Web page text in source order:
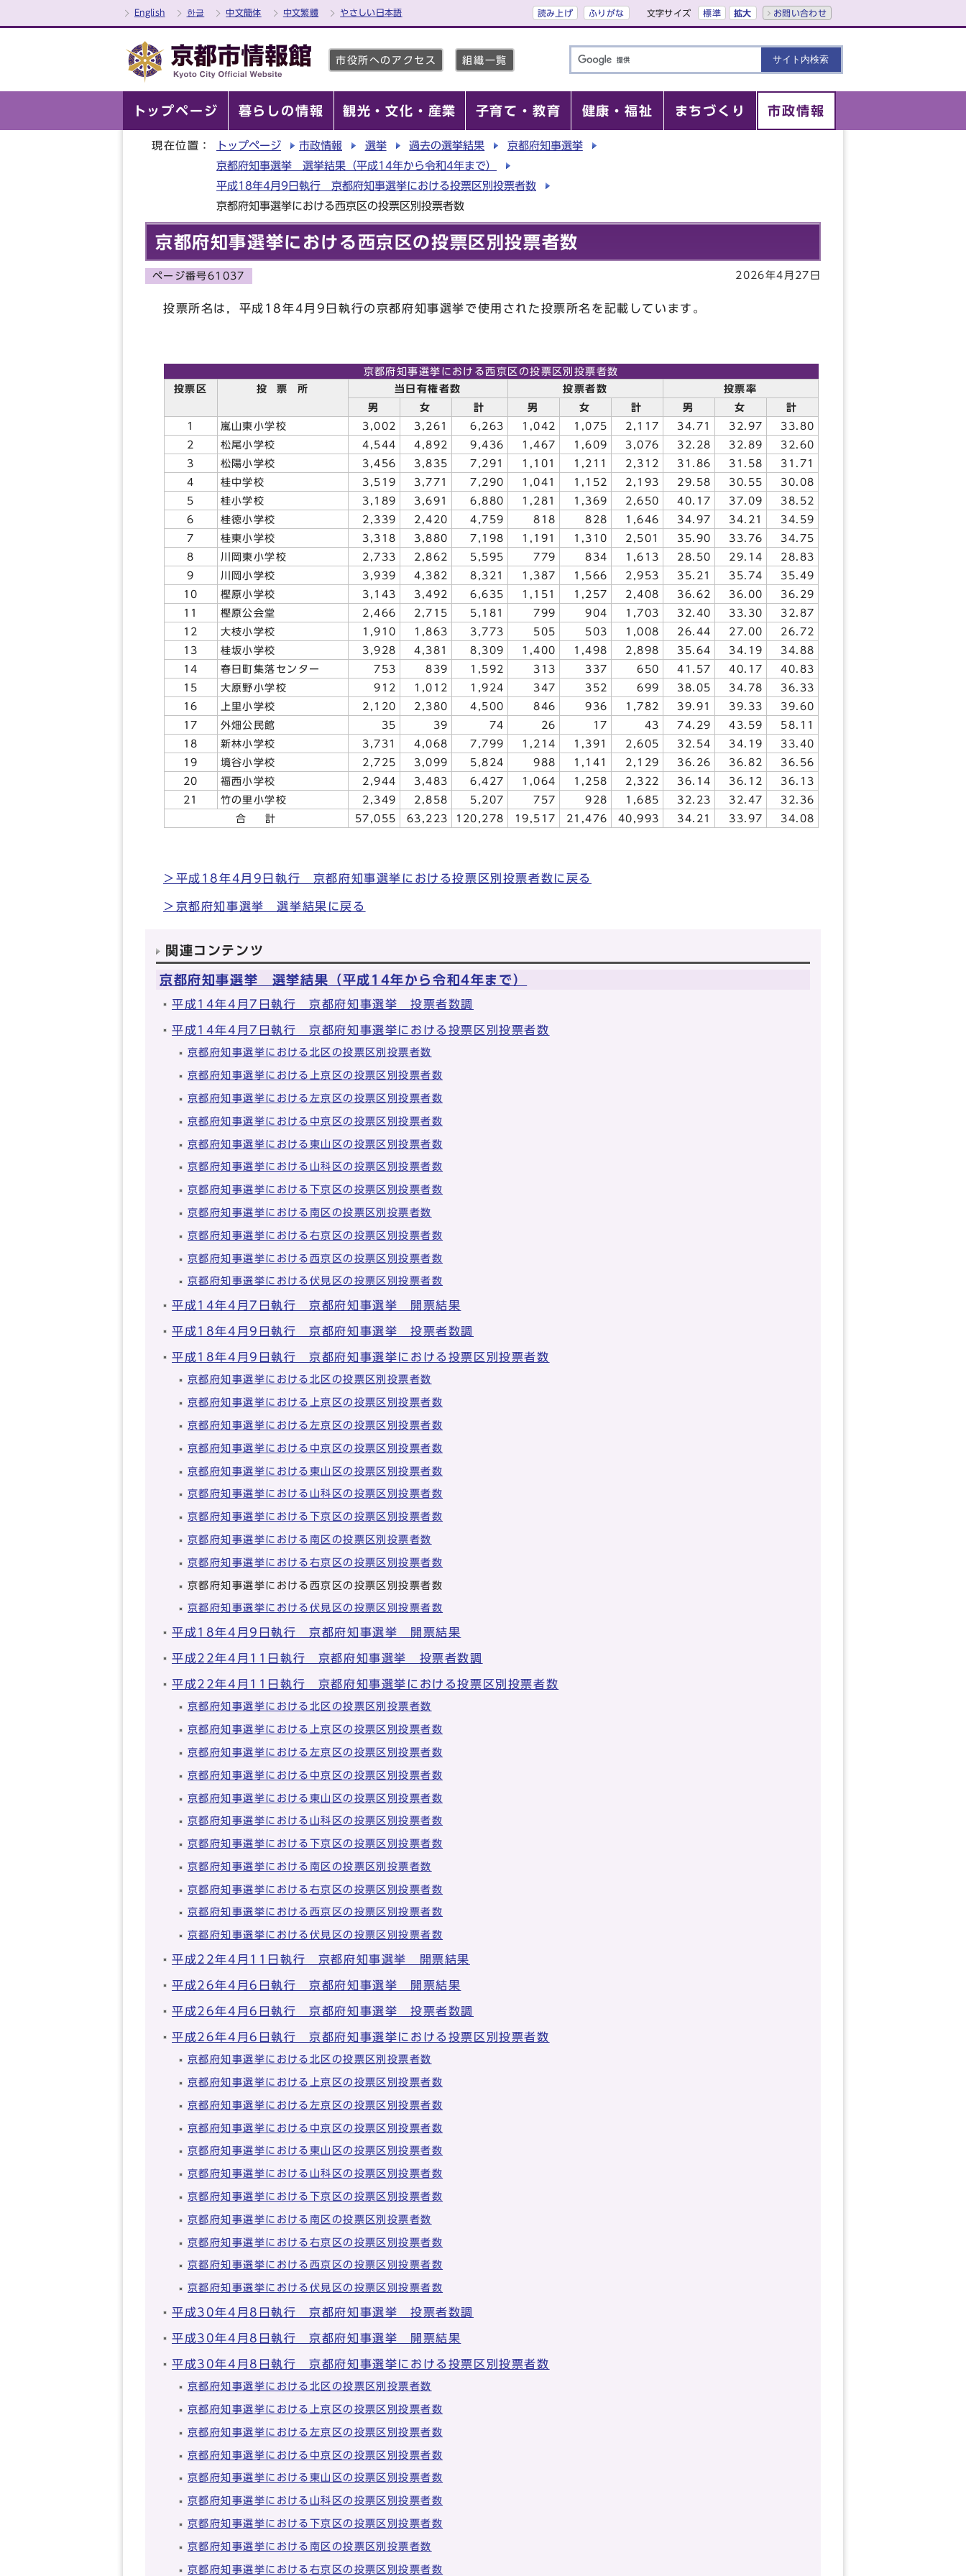
English 한글 中文簡体 中文繁體 やさしい日本語 読み上げ ふりがな 文字サイズ 標準 拡大 お問い合わせ
市役所へのアクセス 組織一覧
トップページ 暮らしの情報 観光・文化・産業 子育て・教育 健康・福祉 まちづくり 市政情報
現在位置： トップページ 市政情報 選挙 過去の選挙結果
京都府知事選挙
京都府知事選挙 選挙結果（平成14年から令和4年まで）
平成18年4月9日執行 京都府知事選挙における投票区別投票者数
京都府知事選挙における西京区の投票区別投票者数
京都府知事選挙における西京区の投票区別投票者数
ページ番号61037 2026年4月27日
投票所名は，平成18年4月9日執行の京都府知事選挙で使用された投票所名を記載しています。
京都府知事選挙における西京区の投票区別投票者数
投票区
投 票 所 当日有権者数 投票者数
投票率
男
女 計 男 女 計 男 女
計
1
嵐山東小学校 3,002 3,261 6,263 1,042 1,075 2,117 34.71 32.97
33.80
2
松尾小学校 4,544 4,892 9,436 1,467 1,609 3,076 32.28 32.89
32.60
3
松陽小学校 3,456 3,835 7,291 1,101 1,211 2,312 31.86 31.58
31.71
4
桂中学校 3,519 3,771 7,290 1,041 1,152 2,193 29.58 30.55
30.08
5
桂小学校 3,189 3,691 6,880 1,281 1,369 2,650 40.17 37.09
38.52
6
桂徳小学校 2,339 2,420 4,759 818 828 1,646 34.97 34.21
34.59
7
桂東小学校 3,318 3,880 7,198 1,191 1,310 2,501 35.90 33.76
34.75
8
川岡東小学校 2,733 2,862 5,595 779 834 1,613 28.50 29.14
28.83
9
川岡小学校 3,939 4,382 8,321 1,387 1,566 2,953 35.21 35.74
35.49
10
樫原小学校 3,143 3,492 6,635 1,151 1,257 2,408 36.62 36.00
36.29
11
樫原公会堂 2,466 2,715 5,181 799 904 1,703 32.40 33.30
32.87
12
大枝小学校 1,910 1,863 3,773 505 503 1,008 26.44 27.00
26.72
13
桂坂小学校 3,928 4,381 8,309 1,400 1,498 2,898 35.64 34.19
34.88
14
春日町集落センター 753 839 1,592 313 337 650 41.57 40.17
40.83
15
大原野小学校 912 1,012 1,924 347 352 699 38.05 34.78
36.33
16
上里小学校 2,120 2,380 4,500 846 936 1,782 39.91 39.33
39.60
17
外畑公民館 35 39 74 26 17 43 74.29 43.59
58.11
18
新林小学校 3,731 4,068 7,799 1,214 1,391 2,605 32.54 34.19
33.40
19
境谷小学校 2,725 3,099 5,824 988 1,141 2,129 36.26 36.82
36.56
20
福西小学校 2,944 3,483 6,427 1,064 1,258 2,322 36.14 36.12
36.13
21
竹の里小学校 2,349 2,858 5,207 757 928 1,685 32.23 32.47
32.36
合
計 57,055 63,223 120,278 19,517 21,476 40,993 34.21 33.97 34.08
＞平成18年4月9日執行 京都府知事選挙における投票区別投票者数に戻る
＞京都府知事選挙 選挙結果に戻る
関連コンテンツ
京都府知事選挙 選挙結果（平成14年から令和4年まで）
平成14年4月7日執行 京都府知事選挙 投票者数調
平成14年4月7日執行 京都府知事選挙における投票区別投票者数
京都府知事選挙における北区の投票区別投票者数
京都府知事選挙における上京区の投票区別投票者数
京都府知事選挙における左京区の投票区別投票者数
京都府知事選挙における中京区の投票区別投票者数
京都府知事選挙における東山区の投票区別投票者数
京都府知事選挙における山科区の投票区別投票者数
京都府知事選挙における下京区の投票区別投票者数
京都府知事選挙における南区の投票区別投票者数
京都府知事選挙における右京区の投票区別投票者数
京都府知事選挙における西京区の投票区別投票者数
京都府知事選挙における伏見区の投票区別投票者数
平成14年4月7日執行 京都府知事選挙 開票結果
平成18年4月9日執行 京都府知事選挙 投票者数調
平成18年4月9日執行 京都府知事選挙における投票区別投票者数
京都府知事選挙における北区の投票区別投票者数
京都府知事選挙における上京区の投票区別投票者数
京都府知事選挙における左京区の投票区別投票者数
京都府知事選挙における中京区の投票区別投票者数
京都府知事選挙における東山区の投票区別投票者数
京都府知事選挙における山科区の投票区別投票者数
京都府知事選挙における下京区の投票区別投票者数
京都府知事選挙における南区の投票区別投票者数
京都府知事選挙における右京区の投票区別投票者数
京都府知事選挙における西京区の投票区別投票者数
京都府知事選挙における伏見区の投票区別投票者数
平成18年4月9日執行 京都府知事選挙 開票結果
平成22年4月11日執行 京都府知事選挙 投票者数調
平成22年4月11日執行 京都府知事選挙における投票区別投票者数
京都府知事選挙における北区の投票区別投票者数
京都府知事選挙における上京区の投票区別投票者数
京都府知事選挙における左京区の投票区別投票者数
京都府知事選挙における中京区の投票区別投票者数
京都府知事選挙における東山区の投票区別投票者数
京都府知事選挙における山科区の投票区別投票者数
京都府知事選挙における下京区の投票区別投票者数
京都府知事選挙における南区の投票区別投票者数
京都府知事選挙における右京区の投票区別投票者数
京都府知事選挙における西京区の投票区別投票者数
京都府知事選挙における伏見区の投票区別投票者数
平成22年4月11日執行 京都府知事選挙 開票結果
平成26年4月6日執行 京都府知事選挙 開票結果
平成26年4月6日執行 京都府知事選挙 投票者数調
平成26年4月6日執行 京都府知事選挙における投票区別投票者数
京都府知事選挙における北区の投票区別投票者数
京都府知事選挙における上京区の投票区別投票者数
京都府知事選挙における左京区の投票区別投票者数
京都府知事選挙における中京区の投票区別投票者数
京都府知事選挙における東山区の投票区別投票者数
京都府知事選挙における山科区の投票区別投票者数
京都府知事選挙における下京区の投票区別投票者数
京都府知事選挙における南区の投票区別投票者数
京都府知事選挙における右京区の投票区別投票者数
京都府知事選挙における西京区の投票区別投票者数
京都府知事選挙における伏見区の投票区別投票者数
平成30年4月8日執行 京都府知事選挙 投票者数調
平成30年4月8日執行 京都府知事選挙 開票結果
平成30年4月8日執行 京都府知事選挙における投票区別投票者数
京都府知事選挙における北区の投票区別投票者数
京都府知事選挙における上京区の投票区別投票者数
京都府知事選挙における左京区の投票区別投票者数
京都府知事選挙における中京区の投票区別投票者数
京都府知事選挙における東山区の投票区別投票者数
京都府知事選挙における山科区の投票区別投票者数
京都府知事選挙における下京区の投票区別投票者数
京都府知事選挙における南区の投票区別投票者数
京都府知事選挙における右京区の投票区別投票者数